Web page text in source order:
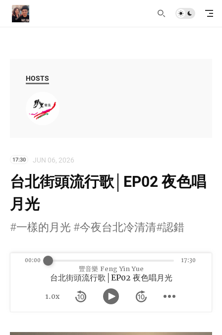
HOSTS
17:30 JUN 06, 2026
台北街頭流行歌│EP02 夜色唱
月光
#一樣的月光 #今夜台北冷清清#認錯
豐音樂 Feng Yin Yue
台北街頭流行歌│EP02 夜色唱月光
1.0x
00:00 17:30